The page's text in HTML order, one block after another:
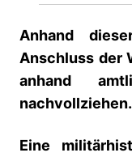
Anhand
Anschluss der
anhand
nachvollziehen.
Eine